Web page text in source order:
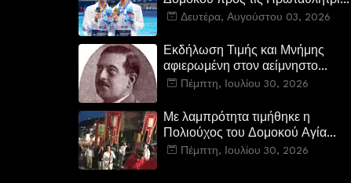
Ευρώπης Άννα-Μαρία και
Δευτέρα, Αυγούστου 03, 2026
Εκδήλωση Τιμής και Μνήμης
αφιερωμένη στον αείμνηστο
Ευστάθιο Μαλαμίδα στο Νεοχώρι
Πέμπτη, Ιουλίου 30, 2026
Με λαμπρότητα τιμήθηκε η
Πολιούχος του Δομοκού Αγία
Παρασκευή
Πέμπτη, Ιουλίου 30, 2026